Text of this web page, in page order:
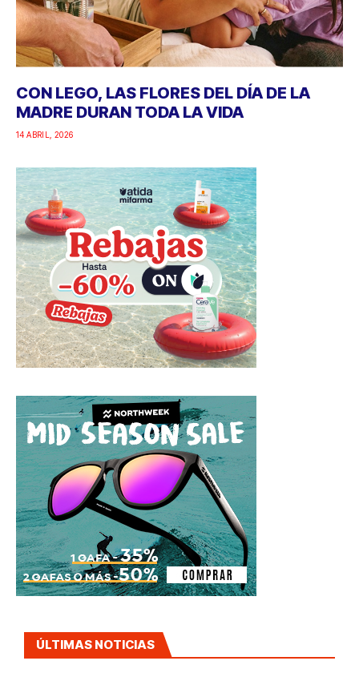
CON LEGO, LAS FLORES DEL DÍA DE LA
MADRE DURAN TODA LA VIDA
14 ABRIL, 2026
ÚLTIMAS NOTICIAS